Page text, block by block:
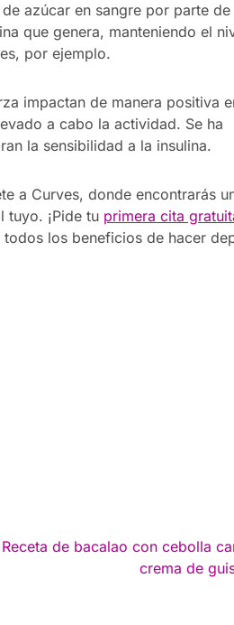
azúcar en sangre por parte de
que genera, manteniendo el
por ejemplo.
impactan de manera positiva
a cabo la actividad. Se ha
la sensibilidad a la insulina.
a Curves, donde encontrarás
tuyo. ¡Pide tu primera cita
los beneficios de hacer
Receta de bacalao con cebolla
crema de